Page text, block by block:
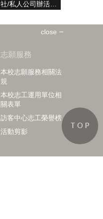
close
志願服務
本校志願服務相關法
規
本校志工運用單位相
關表單
訪客中心志工榮譽榜
活動剪影